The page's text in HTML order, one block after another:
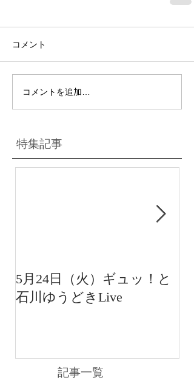
コメント
コメントを追加…
特集記事
5月24日（火）ギュッ！と
石川ゆうどきLive
記事一覧